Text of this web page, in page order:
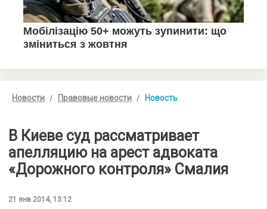
Новости Правовые новости Новость
В Киеве суд рассматривает
апелляцию на арест адвоката
«Дорожного контроля» Смалия
21 янв 2014, 13:12